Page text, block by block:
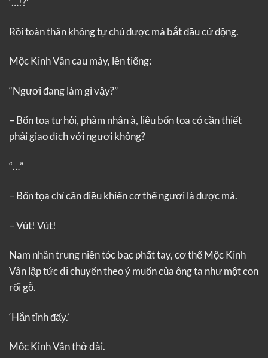
Rồi toàn thân không tự chủ được mà bắt đầu cử động.
Mộc Kinh Vân cau mày, lên tiếng:
“Ngươi đang làm gì vậy?”
– Bổn tọa tự hỏi, phàm nhân à, liệu bổn tọa có cần thiết
phải giao dịch với ngươi không?
“…”
– Bổn tọa chỉ cần điều khiển cơ thể ngươi là được mà.
– Vút! Vút!
Nam nhân trung niên tóc bạc phất tay, cơ thể Mộc Kinh
Vân lập tức di chuyển theo ý muốn của ông ta như một con
rối gỗ.
‘Hắn tỉnh đấy.’
Mộc Kinh Vân thở dài.